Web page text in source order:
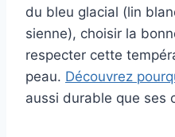
du bleu glacial (lin
sienne), choisir la
respecter cette
peau. Découvrez
aussi durable que ses